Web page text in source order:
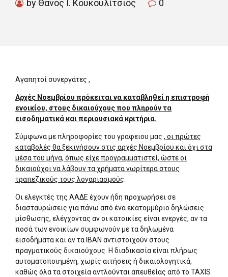
by Θάνος Ι. Κουκουλίτσιος
0
Αγαπητοί συνεργάτες ,
Αρχές Νοεμβρίου πρόκειται να καταβληθεί η επιστροφή
ενοικίου, στους δικαιούχους που πληρούν τα
εισοδηματικά και περιουσιακά κριτήρια.
Σύμφωνα με πληροφορίες του γραφειου μας , οι πρώτες
καταβολές θα ξεκινήσουν στις αρχές Νοεμβρίου και όχι στα
μέσα του μήνα, όπως είχε προγραμματιστεί, ώστε οι
δικαιούχοι να λάβουν τα χρήματα νωρίτερα στους
τραπεζικούς τους λογαριασμούς
Οι ελεγκτές της ΑΑΔΕ έχουν ήδη προχωρήσει σε
διασταυρώσεις για πάνω από ένα εκατομμύριο δηλώσεις
μίσθωσης, ελέγχοντας αν οι κατοικίες είναι ενεργές, αν τα
ποσά των ενοικίων συμφωνούν με τα δηλωμένα
εισοδήματα και αν τα IBAN αντιστοιχούν στους
πραγματικούς δικαιούχους. Η διαδικασία είναι πλήρως
αυτοματοποιημένη, χωρίς αιτήσεις ή δικαιολογητικά,
καθώς όλα τα στοιχεία αντλούνται απευθείας από το TAXIS